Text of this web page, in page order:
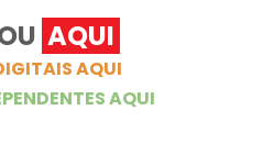
AQUI
AQUI
AQUI